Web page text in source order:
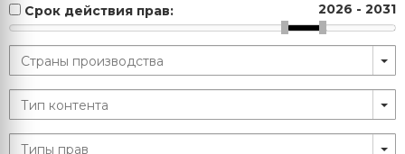
Срок действия прав: 2026 - 2031